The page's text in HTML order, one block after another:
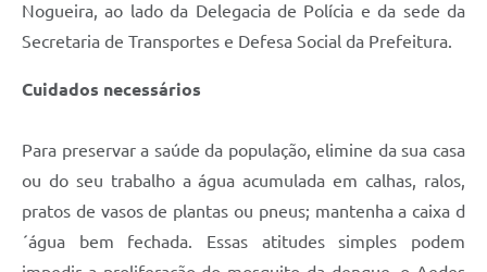
Nogueira, ao lado da Delegacia de Polícia e da sede da
Secretaria de Transportes e Defesa Social da Prefeitura.
Cuidados necessários
Para preservar a saúde da população, elimine da sua casa
ou do seu trabalho a água acumulada em calhas, ralos,
pratos de vasos de plantas ou pneus; mantenha a caixa d
´água bem fechada. Essas atitudes simples podem